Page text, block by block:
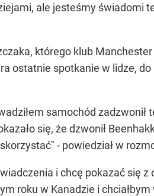
ale jesteśmy świadomi
którego klub
ostatnie spotkanie w lidze,
samochód
się, że dzwonił
- powiedział w
i chcę pokazać się
roku w Kanadzie i